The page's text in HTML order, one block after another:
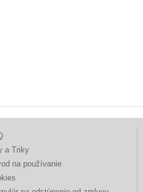
a Triky
na používanie